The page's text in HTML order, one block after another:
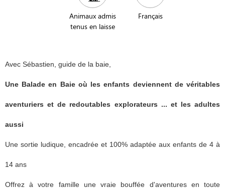
Animaux admis
tenus en laisse
Français
Avec Sébastien, guide de la baie,
Une Balade en Baie où les enfants deviennent de véritables
aventuriers et de redoutables explorateurs ... et les adultes
aussi
Une sortie ludique, encadrée et 100% adaptée aux enfants de 4 à
14 ans
Offrez à votre famille une vraie bouffée d'aventures en toute